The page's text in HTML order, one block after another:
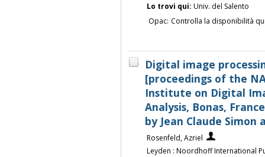
Lo trovi qui: Univ. del Salento
Opac: Controlla la disponibilità
Digital image
[proceedings of the
Institute on Digital
Analysis, Bonas,
by Jean Claude Simon
Rosenfeld, Azriel
Leyden : Noordhoff International